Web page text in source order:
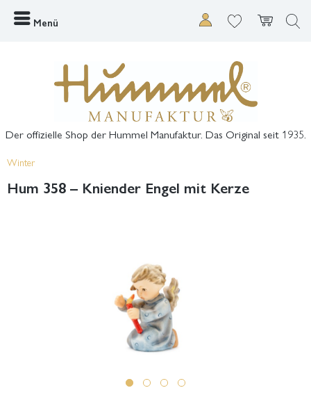
Menü
Der offizielle Shop der Hummel Manufaktur. Das Original seit 1935.
Winter
Hum 358 – Kniender Engel mit Kerze